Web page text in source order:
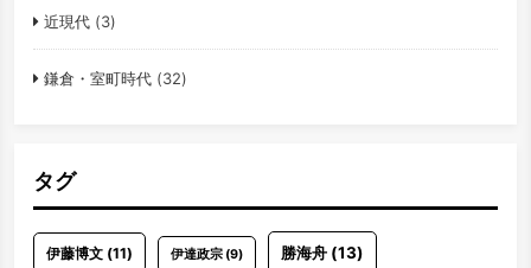
近現代(3)
鎌倉・室町時代(32)
タグ
伊藤博文(11) 伊達政宗(9) 勝海舟(13)